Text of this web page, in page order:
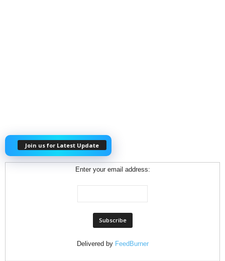
Join us for Latest Update
Enter your email address:
Delivered by FeedBurner